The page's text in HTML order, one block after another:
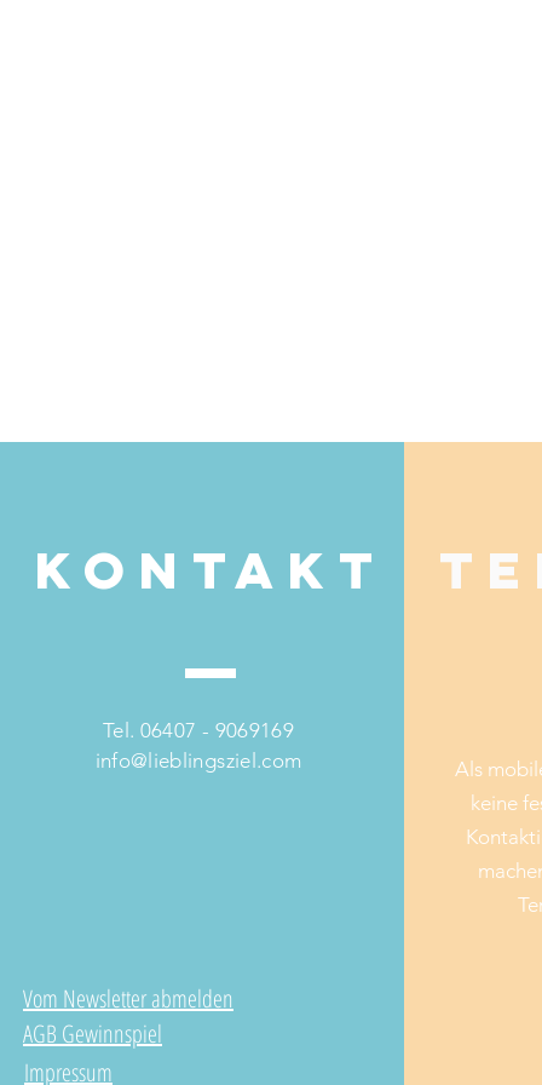
Kontakt
Tel. 06407 - 9069169
info@lieblingsziel.com
Vom Newsletter abmelden
AGB Gewinnspiel
Impressum
Als
keine